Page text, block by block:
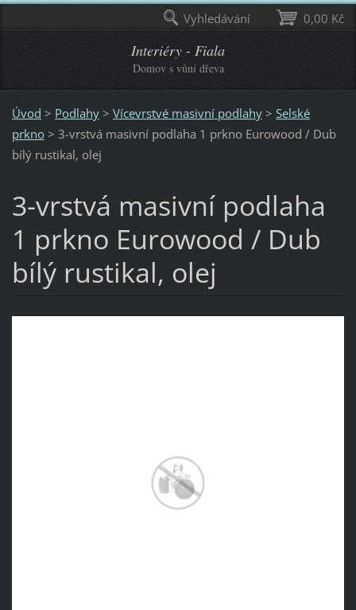
Interiéry - Fiala
Domov s vůní dřeva
Úvod > Podlahy > Vícevrstvé masivní podlahy > Selské
prkno > 3-vrstvá masivní podlaha 1 prkno Eurowood / Dub
bílý rustikal, olej
3-vrstvá masivní podlaha
1 prkno Eurowood / Dub
bílý rustikal, olej
0,00 Kč
Vyhledávání